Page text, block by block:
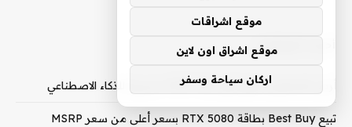
أحدث المقالات
أرض المعارض تطلق أول قناة FAST حصرية للذكاء الاصطناعي
تبيع Best Buy بطاقة RTX 5080 بسعر أعلى من سعر MSRP
موقع اشراقات
موقع اشراق اون لاين
اركان سياحة وسفر